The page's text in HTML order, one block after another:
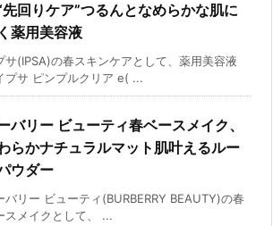
先回りケア”つるんとなめらかな肌に
薬用美容液
サ(IPSA)の春スキンケアとして、薬用美容液
プサ ピンプルクリア e( ...
バリー ビューティ春ベースメイク、
らかナチュラルマット肌叶えるルー
ウダー
バリー ビューティ(BURBERRY BEAUTY)の春
スメイクとして、 ...